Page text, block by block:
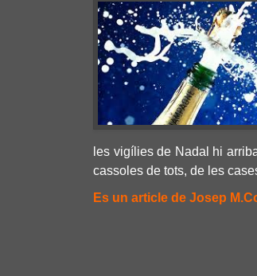
les vigílies de Nadal hi
cassoles de tots, de les
Es un article de Josep